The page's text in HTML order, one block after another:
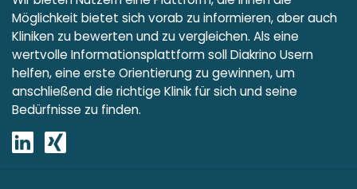
Möglichkeit bietet sich vorab zu informieren, aber auch
Kliniken zu bewerten und zu vergleichen. Als eine
wertvolle Informationsplattform soll Diakrino Usern
helfen, eine erste Orientierung zu gewinnen, um
anschließend die richtige Klinik für sich und seine
Bedürfnisse zu finden.